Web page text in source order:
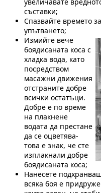
увеличавате
съставки;
Спазвайте времето
упътването;
Измийте вече
боядисаната коса с
хладка вода, като
посредством
масажни движения
отстраните добре
всички остатъци.
Добре е по време
на плакнене
водата да престане
да се оцветява-
това е знак, че сте
изплакнали добре
боядисаната коса;
Нанесете
всяка боя е